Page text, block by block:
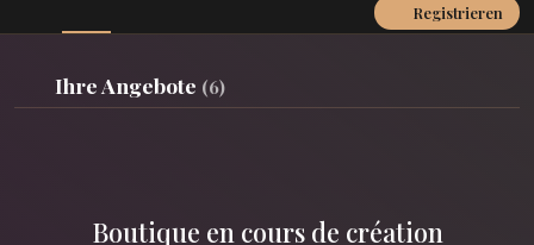
Registrieren
Ihre Angebote (6)
Boutique en cours de création